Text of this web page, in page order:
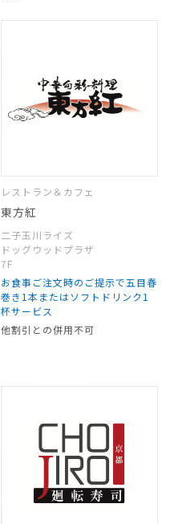
レストラン＆カフェ
東方紅
二子玉川ライズ
ドッグウッドプラザ
7F
お食事ご注文時のご提示で五目春
巻き1本またはソフトドリンク1
杯サービス
他割引との併用不可